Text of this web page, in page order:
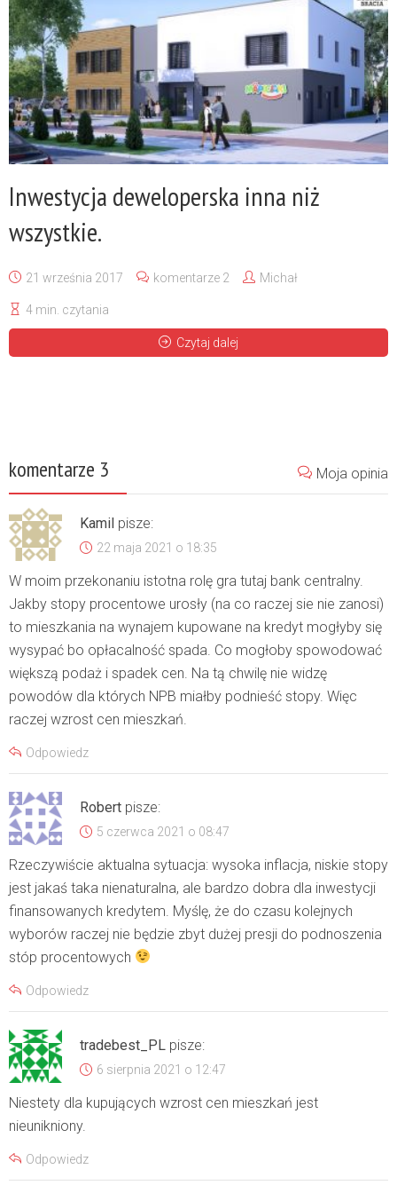
Inwestycja deweloperska inna niż
wszystkie.
21 września 2017 komentarze 2 Michał
4 min. czytania
Czytaj dalej
komentarze 3 Moja opinia
Kamil pisze:
22 maja 2021 o 18:35
W moim przekonaniu istotna rolę gra tutaj bank centralny.
Jakby stopy procentowe urosły (na co raczej sie nie zanosi)
to mieszkania na wynajem kupowane na kredyt mogłyby się
wysypać bo opłacalność spada. Co mogłoby spowodować
większą podaż i spadek cen. Na tą chwilę nie widzę
powodów dla których NPB miałby podnieść stopy. Więc
raczej wzrost cen mieszkań.
Odpowiedz
Robert pisze:
5 czerwca 2021 o 08:47
Rzeczywiście aktualna sytuacja: wysoka inflacja, niskie stopy
jest jakaś taka nienaturalna, ale bardzo dobra dla inwestycji
finansowanych kredytem. Myślę, że do czasu kolejnych
wyborów raczej nie będzie zbyt dużej presji do podnoszenia
stóp procentowych
Odpowiedz
tradebest_PL pisze:
6 sierpnia 2021 o 12:47
Niestety dla kupujących wzrost cen mieszkań jest
nieunikniony.
Odpowiedz